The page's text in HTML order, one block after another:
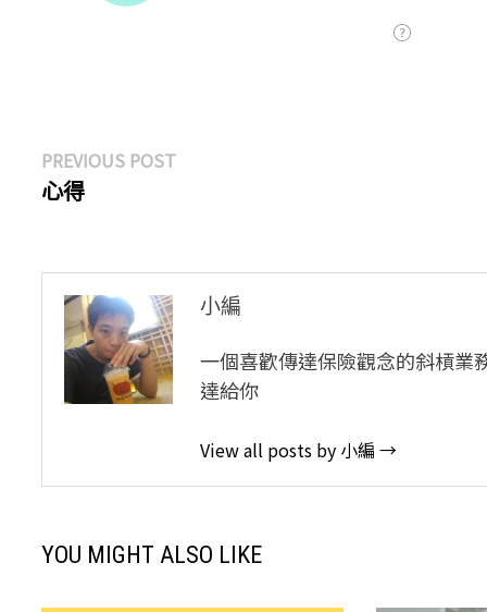
文
章
覽
PREVIOUS POSTPrevious
心得
小編
一個喜歡傳達保險觀念的斜槓業
達給你
View all posts by 小編 →
YOU MIGHT ALSO LIKE